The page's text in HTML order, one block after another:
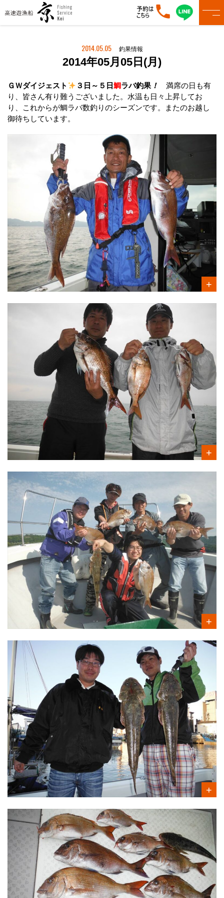
2014.05.05 釣果情報
2014年05月05日(月)
ＧＷダイジェスト ３日～５日鯛ラバ釣果 ！満席の日も有
り、皆さん有り難うございました。水温も日々上昇してお
り、これからが鯛ラバ数釣りのシーズンです。またのお越し
御待ちしています。